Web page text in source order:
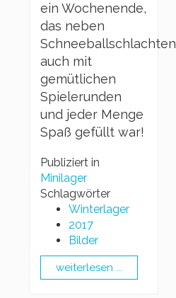
ein Wochenende,
das neben
Schneeballschlachten
auch mit
gemütlichen
Spielerunden
und jeder Menge
Spaß gefüllt war!
Publiziert in
Minilager
Schlagwörter
Winterlager
2017
Bilder
weiterlesen ...